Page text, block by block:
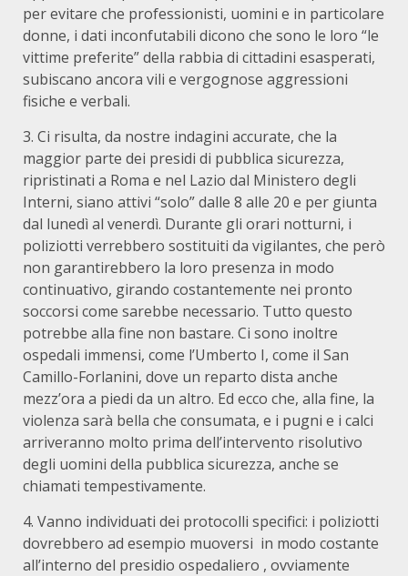
per evitare che professionisti, uomini e in particolare
donne, i dati inconfutabili dicono che sono le loro “le
vittime preferite” della rabbia di cittadini esasperati,
subiscano ancora vili e vergognose aggressioni
fisiche e verbali.
3. Ci risulta, da nostre indagini accurate, che la
maggior parte dei presidi di pubblica sicurezza,
ripristinati a Roma e nel Lazio dal Ministero degli
Interni, siano attivi “solo” dalle 8 alle 20 e per giunta
dal lunedì al venerdì. Durante gli orari notturni, i
poliziotti verrebbero sostituiti da vigilantes, che però
non garantirebbero la loro presenza in modo
continuativo, girando costantemente nei pronto
soccorsi come sarebbe necessario. Tutto questo
potrebbe alla fine non bastare. Ci sono inoltre
ospedali immensi, come l’Umberto I, come il San
Camillo-Forlanini, dove un reparto dista anche
mezz’ora a piedi da un altro. Ed ecco che, alla fine, la
violenza sarà bella che consumata, e i pugni e i calci
arriveranno molto prima dell’intervento risolutivo
degli uomini della pubblica sicurezza, anche se
chiamati tempestivamente.
4. Vanno individuati dei protocolli specifici: i poliziotti
dovrebbero ad esempio muoversi in modo costante
all’interno del presidio ospedaliero , ovviamente